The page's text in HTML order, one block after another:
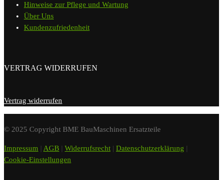
Hinweise zur Pflege und Wartung
Über Uns
Kundenzufriedenheit
VERTRAG WIDERRUFEN
Vertrag widerrufen
© 2025 Copyright BME BauMaschinen Ersatzteile
Impressum | AGB | Widerrufsrecht | Datenschutzerklärung |
Cookie-Einstellungen